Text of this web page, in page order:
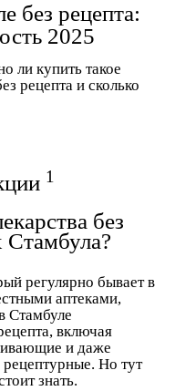
без рецепта:
2025
ли купить такое
рецепта и сколько
1
без
Стамбула?
регулярно бывает в
аптеками,
Стамбуле
, включая
и даже
рецептурные. Но тут
знать.